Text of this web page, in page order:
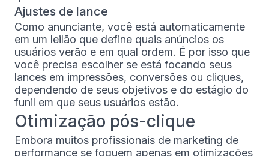
Ajustes de lance
Como anunciante, você está automaticamente
em um leilão que define quais anúncios os
usuários verão e em qual ordem. É por isso que
você precisa escolher se está focando seus
lances em impressões, conversões ou cliques,
dependendo de seus objetivos e do estágio do
funil em que seus usuários estão.
Otimização pós-clique
Embora muitos profissionais de marketing de
performance se foquem apenas em otimizações